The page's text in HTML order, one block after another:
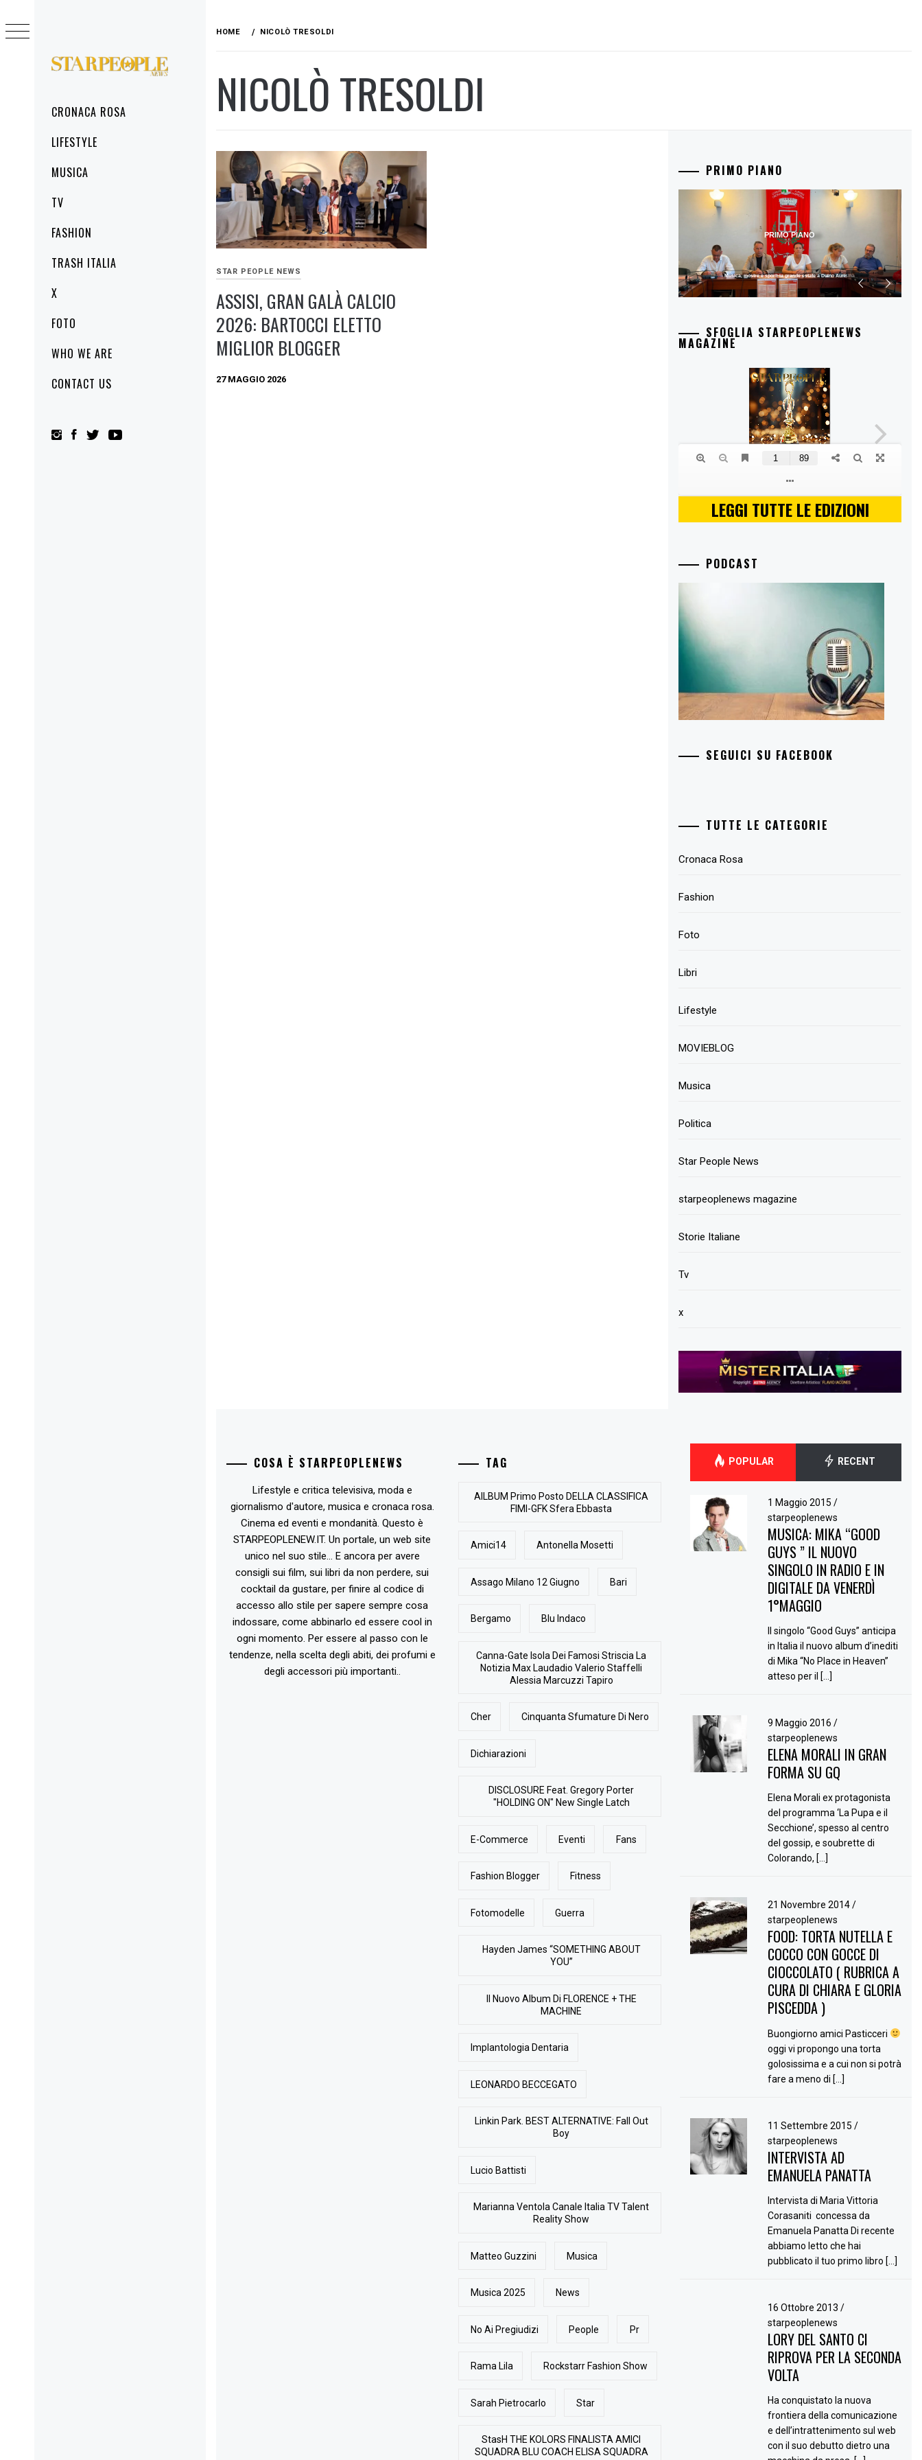
STARPEOPLENEWS
MenuCRONACA ROSA
LIFESTYLE
MUSICA
TV
FASHION
TRASH ITALIA
X
FOTO
WHO WE ARE
CONTACT US
to
content
HOME NICOLÒ TRESOLDI
NICOLÒ TRESOLDI
STAR PEOPLE NEWS
ASSISI, GRAN GALÀ CALCIO
2026: BARTOCCI ELETTO
MIGLIOR BLOGGER
27 MAGGIO 2026
PRIMO PIANO
Musica, mostre e sport: la grande estate a Duino Aurisina
PRIMO PIANO
SFOGLIA STARPEOPLENEWS
MAGAZINE
LEGGI TUTTE LE EDIZIONI
PODCAST
SEGUICI SU FACEBOOK
TUTTE LE CATEGORIE
Cronaca Rosa
Fashion
Foto
Libri
Lifestyle
MOVIEBLOG
Musica
Politica
Star People News
starpeoplenews magazine
Storie Italiane
Tv
x
COSA È STARPEOPLENEWS
Lifestyle e critica televisiva, moda e
giornalismo d'autore, musica e cronaca rosa.
Cinema ed eventi e mondanità. Questo è
STARPEOPLENEW.IT. Un portale, un web site
unico nel suo stile... E ancora per avere
consigli sui film, sui libri da non perdere, sui
cocktail da gustare, per finire al codice di
accesso allo stile per sapere sempre cosa
indossare, come abbinarlo ed essere cool in
ogni momento. Per essere al passo con le
tendenze, nella scelta degli abiti, dei profumi e
degli accessori più importanti..
TAG
AlLBUM Primo Posto DELLA CLASSIFICA
FIMI-GFK Sfera Ebbasta
Amici14 Antonella Mosetti
Assago Milano 12 Giugno Bari
Bergamo Blu Indaco
Canna-Gate Isola Dei Famosi Striscia La
Notizia Max Laudadio Valerio Staffelli
Alessia Marcuzzi Tapiro
Cher Cinquanta Sfumature Di Nero
Dichiarazioni
DISCLOSURE Feat. Gregory Porter
"HOLDING ON" New Single Latch
E-Commerce Eventi Fans
Fashion Blogger Fitness
Fotomodelle Guerra
Hayden James “SOMETHING ABOUT
YOU”
Il Nuovo Album Di FLORENCE + THE
MACHINE
Implantologia Dentaria
LEONARDO BECCEGATO
Linkin Park. BEST ALTERNATIVE: Fall Out
Boy
Lucio Battisti
Marianna Ventola Canale Italia TV Talent
Reality Show
Matteo Guzzini Musica
Musica 2025 News
No Ai Pregiudizi People Pr
Rama Lila Rockstarr Fashion Show
Sarah Pietrocarlo Star
StasH THE KOLORS FINALISTA AMICI
SQUADRA BLU COACH ELISA SQUADRA
POPULAR RECENT
1 Maggio 2015 /
starpeoplenews
MUSICA: MIKA “GOOD
GUYS ” IL NUOVO
SINGOLO IN RADIO E IN
DIGITALE DA VENERDÌ
1°MAGGIO
Il singolo “Good Guys” anticipa
in Italia il nuovo album d’inediti
di Mika “No Place in Heaven”
atteso per il […]
9 Maggio 2016 /
starpeoplenews
ELENA MORALI IN GRAN
FORMA SU GQ
Elena Morali ex protagonista
del programma ‘La Pupa e il
Secchione’, spesso al centro
del gossip, e soubrette di
Colorando, […]
21 Novembre 2014/
starpeoplenews
FOOD: TORTA NUTELLA E
COCCO CON GOCCE DI
CIOCCOLATO ( RUBRICA A
CURA DI CHIARA E GLORIA
PISCEDDA )
Buongiorno amici Pasticceri
oggi vi propongo una torta
golosissima e a cui non si potrà
fare a meno di […]
11 Settembre 2015 /
starpeoplenews
INTERVISTA AD
EMANUELA PANATTA
Intervista di Maria Vittoria
Corasaniti concessa da
Emanuela Panatta Di recente
abbiamo letto che hai
pubblicato il tuo primo libro […]
16 Ottobre 2013 /
starpeoplenews
LORY DEL SANTO CI
RIPROVA PER LA SECONDA
VOLTA
Ha conquistato la nuova
frontiera della comunicazione
e dell’intrattenimento sul web
con il suo debutto dietro una